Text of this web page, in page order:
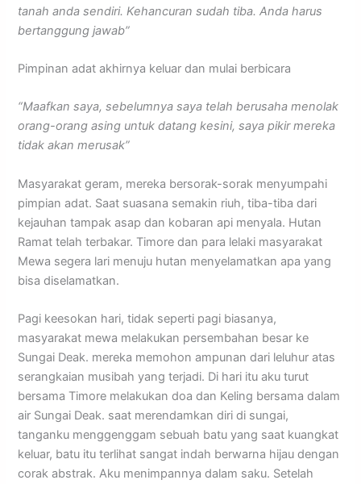
tanah anda sendiri. Kehancuran sudah tiba. Anda harus
bertanggung jawab”
Pimpinan adat akhirnya keluar dan mulai berbicara
“Maafkan saya, sebelumnya saya telah berusaha menolak
orang-orang asing untuk datang kesini, saya pikir mereka
tidak akan merusak”
Masyarakat geram, mereka bersorak-sorak menyumpahi
pimpian adat. Saat suasana semakin riuh, tiba-tiba dari
kejauhan tampak asap dan kobaran api menyala. Hutan
Ramat telah terbakar. Timore dan para lelaki masyarakat
Mewa segera lari menuju hutan menyelamatkan apa yang
bisa diselamatkan.
Pagi keesokan hari, tidak seperti pagi biasanya,
masyarakat mewa melakukan persembahan besar ke
Sungai Deak. mereka memohon ampunan dari leluhur atas
serangkaian musibah yang terjadi. Di hari itu aku turut
bersama Timore melakukan doa dan Keling bersama dalam
air Sungai Deak. saat merendamkan diri di sungai,
tanganku menggenggam sebuah batu yang saat kuangkat
keluar, batu itu terlihat sangat indah berwarna hijau dengan
corak abstrak. Aku menimpannya dalam saku. Setelah